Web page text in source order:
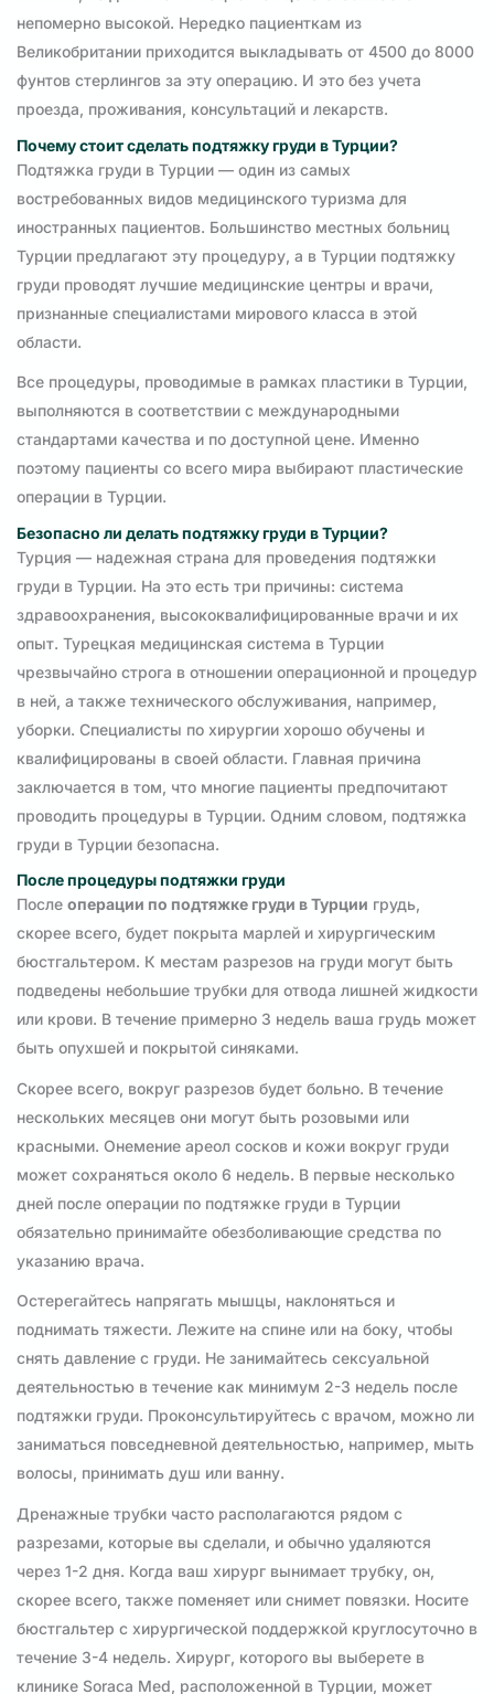
непомерно высокой. Нередко пациенткам из
Великобритании приходится выкладывать от 4500 до 8000
фунтов стерлингов за эту операцию. И это без учета
проезда, проживания, консультаций и лекарств.
Почему стоит сделать подтяжку груди в Турции?
Подтяжка груди в Турции — один из самых
востребованных видов медицинского туризма для
иностранных пациентов. Большинство местных больниц
Турции предлагают эту процедуру, а в Турции подтяжку
груди проводят лучшие медицинские центры и врачи,
признанные специалистами мирового класса в этой
области.
Все процедуры, проводимые в рамках пластики в Турции,
выполняются в соответствии с международными
стандартами качества и по доступной цене. Именно
поэтому пациенты со всего мира выбирают пластические
операции в Турции.
Безопасно ли делать подтяжку груди в Турции?
Турция — надежная страна для проведения подтяжки
груди в Турции. На это есть три причины: система
здравоохранения, высококвалифицированные врачи и их
опыт. Турецкая медицинская система в Турции
чрезвычайно строга в отношении операционной и процедур
в ней, а также технического обслуживания, например,
уборки. Специалисты по хирургии хорошо обучены и
квалифицированы в своей области. Главная причина
заключается в том, что многие пациенты предпочитают
проводить процедуры в Турции. Одним словом, подтяжка
груди в Турции безопасна.
После процедуры подтяжки груди
После операции по подтяжке груди в Турции грудь,
скорее всего, будет покрыта марлей и хирургическим
бюстгальтером. К местам разрезов на груди могут быть
подведены небольшие трубки для отвода лишней жидкости
или крови. В течение примерно 3 недель ваша грудь может
быть опухшей и покрытой синяками.
Скорее всего, вокруг разрезов будет больно. В течение
нескольких месяцев они могут быть розовыми или
красными. Онемение ареол сосков и кожи вокруг груди
может сохраняться около 6 недель. В первые несколько
дней после операции по подтяжке груди в Турции
обязательно принимайте обезболивающие средства по
указанию врача.
Остерегайтесь напрягать мышцы, наклоняться и
поднимать тяжести. Лежите на спине или на боку, чтобы
снять давление с груди. Не занимайтесь сексуальной
деятельностью в течение как минимум 2-3 недель после
подтяжки груди. Проконсультируйтесь с врачом, можно ли
заниматься повседневной деятельностью, например, мыть
волосы, принимать душ или ванну.
Дренажные трубки часто располагаются рядом с
разрезами, которые вы сделали, и обычно удаляются
через 1-2 дня. Когда ваш хирург вынимает трубку, он,
скорее всего, также поменяет или снимет повязки. Носите
бюстгальтер с хирургической поддержкой круглосуточно в
течение 3-4 недель. Хирург, которого вы выберете в
клинике Soraca Med, расположенной в Турции, может